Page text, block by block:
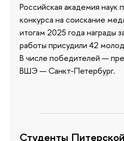
Российская академия наук
конкурса на соискание
итогам 2025 года награды
работы присудили 42
В числе победителей —
ВШЭ — Санкт-Петербург.
Студенты